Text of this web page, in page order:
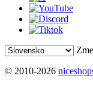
© 2010-2026